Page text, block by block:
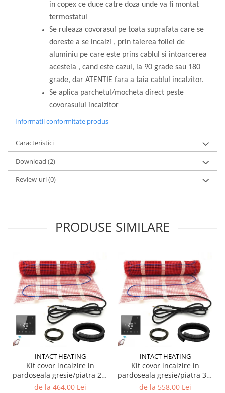
in copex ce duce catre doza unde va fi montat
termostatul
Se ruleaza covorasul pe toata suprafata care se
doreste a se incalzi , prin taierea foliei de
aluminiu pe care este prins cablul si intoarcerea
acesteia , cand este cazul, la 90 grade sau 180
grade, dar ATENTIE fara a taia cablul incalzitor.
Se aplica parchetul/mocheta direct peste
covorasului incalzitor
Informatii conformitate produs
Caracteristici
Download (2)
Review-uri(0)
PRODUSE SIMILARE
INTACT HEATING
Kit covor incalzire in
pardoseala gresie/piatra 2.0
m2 - 300W cu termostat
de la 464,00 Lei
INTACT HEATING
Kit covor incalzire in
pardoseala gresie/piatra 3.0
m2 - 450W cu termostat
de la 558,00 Lei